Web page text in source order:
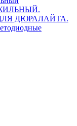
ДЮРАЛАЙТА.